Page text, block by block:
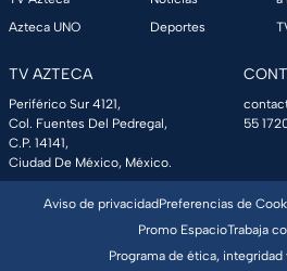
Azteca UNO
Deportes
TV AZTECA
Periférico Sur 4121,
Col. Fuentes Del Pedregal,
C.P. 14141,
Ciudad De México, México.
55
Aviso de privacidadPreferencias de
Promo EspacioTrabaja
Programa de ética,